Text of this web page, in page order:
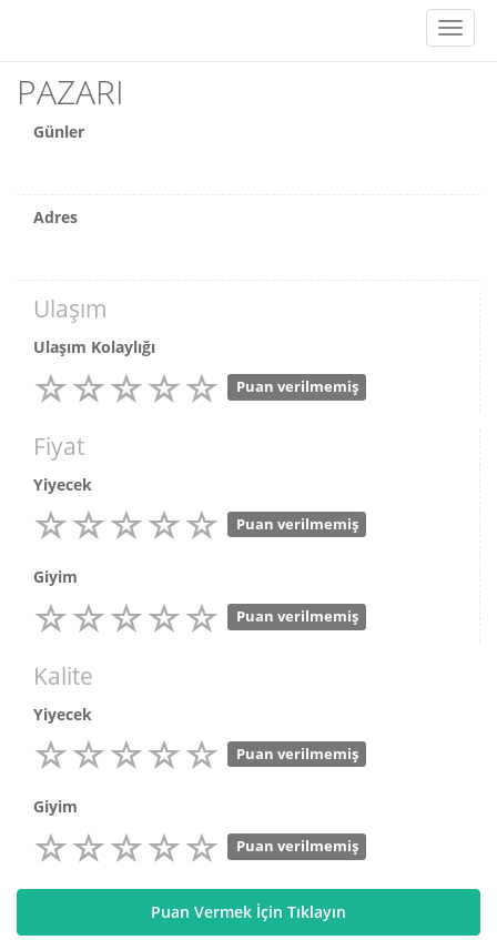
Toggle
PAZARI
Günler
Adres
Ulaşım
Ulaşım Kolaylığı
Puan verilmemiş
Fiyat
Yiyecek
Puan verilmemiş
Giyim
Puan verilmemiş
Kalite
Yiyecek
Puan verilmemiş
Giyim
Puan verilmemiş
Puan Vermek İçin Tıklayın